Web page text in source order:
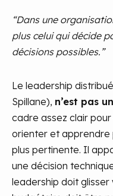
“Dans une
plus celui qui décide
décisions possibles.”
Le leadership
Spillane), n’est pas
cadre assez clair
orienter et apprendre
plus pertinente. Il
une décision
leadership doit glisser